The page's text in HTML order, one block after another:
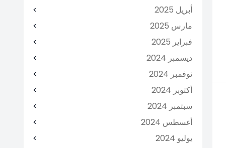
أبريل 2025
مارس 2025
فبراير 2025
ديسمبر 2024
نوفمبر 2024
أكتوبر 2024
سبتمبر 2024
أغسطس 2024
يوليو 2024